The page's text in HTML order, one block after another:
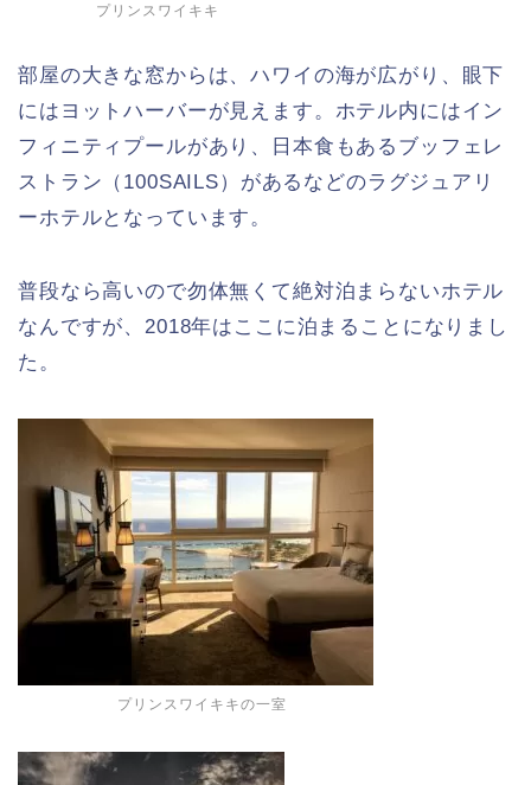
プリンスワイキキ
部屋の大きな窓からは、ハワイの海が広がり、眼下
にはヨットハーバーが見えます。ホテル内にはイン
フィニティプールがあり、日本食もあるブッフェレ
ストラン（100SAILS）があるなどのラグジュアリ
ーホテルとなっています。
普段なら高いので勿体無くて絶対泊まらないホテル
なんですが、2018年はここに泊まることになりまし
た。
プリンスワイキキの一室